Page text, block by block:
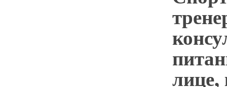
лице,